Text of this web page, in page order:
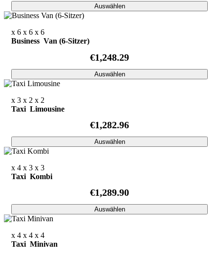
Auswählen
x 6 x 6 x 6
Business Van (6-Sitzer)
€1,248.29
Auswählen
x 3 x 2 x 2
Taxi Limousine
€1,282.96
Auswählen
x 4 x 3 x 3
Taxi Kombi
€1,289.90
Auswählen
x 4 x 4 x 4
Taxi Minivan